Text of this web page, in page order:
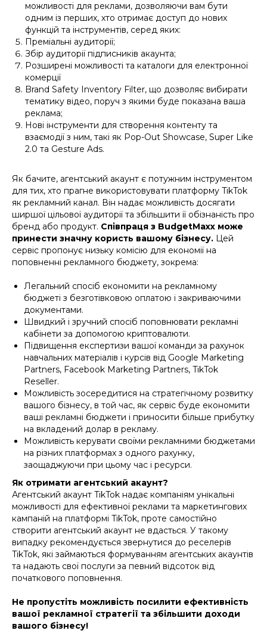
можливості для реклами, дозволяючи вам бути
одним із перших, хто отримає доступ до нових
функцій та інструментів, серед яких:
Преміальні аудиторії;
Збір аудиторії підписників акаунта;
Розширені можливості та каталоги для електронної
комерції
Brand Safety Inventory Filter, що дозволяє вибирати
тематику відео, поруч з якими буде показана ваша
реклама;
Нові інструменти для створення контенту та
взаємодії з ним, такі як Pop-Out Showcase, Super Like
2.0 та Gesture Ads.
Як бачите, агентський акаунт є потужним інструментом
для тих, хто прагне використовувати платформу TikTok
як рекламний канал. Він надає можливість досягати
ширшої цільової аудиторії та збільшити її обізнаність про
бренд або продукт. Співпраця з BudgetMaxx може
принести значну користь вашому бізнесу. Цей
сервіс пропонує низьку комісію для економії на
поповненні рекламного бюджету, зокрема:
Легальний спосіб економити на рекламному
бюджеті з безготівковою оплатою і закриваючими
документами.
Швидкий і зручний спосіб поповнювати рекламні
кабінети за допомогою криптовалюти.
Підвищення експертизи вашої команди за рахунок
навчальних матеріалів і курсів від Google Marketing
Partners, Facebook Marketing Partners, TikTok
Reseller.
Можливість зосередитися на стратегічному розвитку
вашого бізнесу, в той час, як сервіс буде економити
ваші рекламні бюджети і приносити більше прибутку
на вкладений долар в рекламу.
Можливість керувати своїми рекламними бюджетами
на різних платформах з одного рахунку,
заощаджуючи при цьому час і ресурси.
Як отримати агентський акаунт?
Агентський акаунт TikTok надає компаніям унікальні
можливості для ефективної реклами та маркетингових
кампаній на платформі TikTok, проте самостійно
створити агентський акаунт не вдасться. У такому
випадку рекомендується звернутися до реселерів
TikTok, які займаються формуванням агентських акаунтів
та надають свої послуги за певний відсоток від
початкового поповнення.
Не пропустіть можливість посилити ефективність
вашої рекламної стратегії та збільшити доходи
вашого бізнесу!